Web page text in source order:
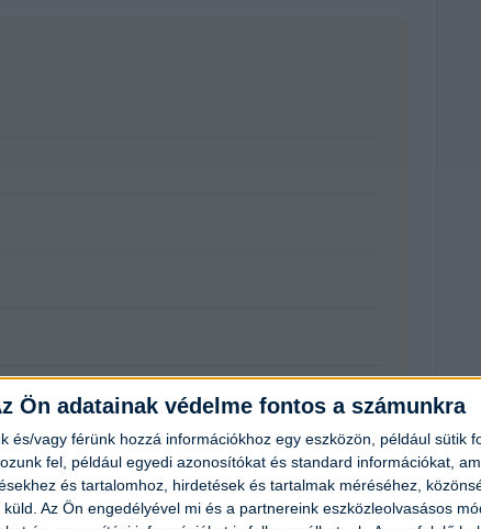
Ön adatainak védelme fontos a számunkra
és/vagy férünk hozzá információkhoz egy eszközön, például sütik
fel, például egyedi azonosítókat és standard információkat,
és tartalomhoz, hirdetések és tartalmak méréséhez,
Az Ön engedélyével mi és a partnereink eszközleolvasásos